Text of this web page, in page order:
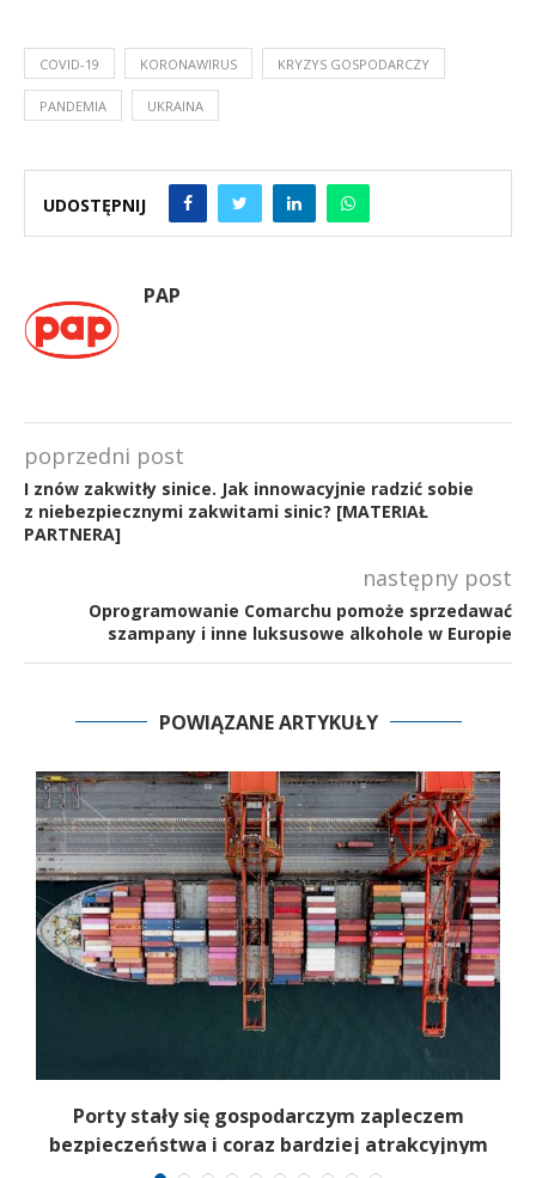
COVID-19 KORONAWIRUS KRYZYS GOSPODARCZY
PANDEMIA UKRAINA
UDOSTĘPNIJ
PAP
poprzedni post
I znów zakwitły sinice. Jak innowacyjnie radzić sobie
z niebezpiecznymi zakwitami sinic? [MATERIAŁ
PARTNERA]
następny post
Oprogramowanie Comarchu pomoże sprzedawać
szampany i inne luksusowe alkohole w Europie
POWIĄZANE ARTYKUŁY
Porty stały się gospodarczym zapleczem
bezpieczeństwa i coraz bardziej atrakcyjnym